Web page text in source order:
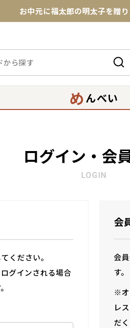
お中元に福太郎の明太子を贈
【色々な味を試したい方へ】ポスト
送料全国一律770円！10,800円以
め んべい
ログイン・会
LOGIN
ください。
グインされる場合
会
会
す。
※オ
レ
だ